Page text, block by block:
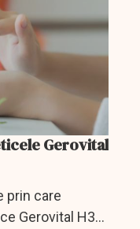
Gerovital
prin care
Gerovital H3